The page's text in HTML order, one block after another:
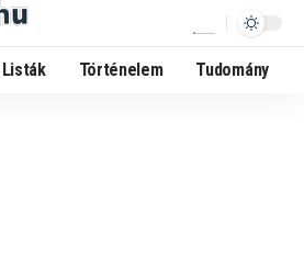
Listák Történelem Tudomány